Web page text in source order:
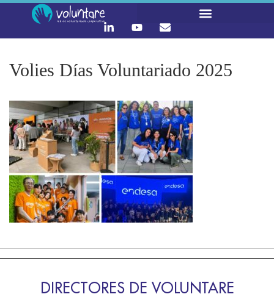
Volies Días Voluntariado 2025
DIRECTORES DE VOLUNTARE